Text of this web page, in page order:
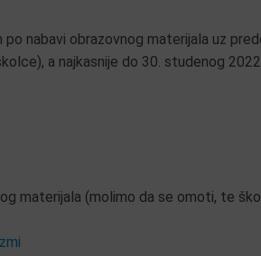
nabavi obrazovnog materijala uz
a najkasnije do 30. studenog
materijala (molimo da se omoti, te